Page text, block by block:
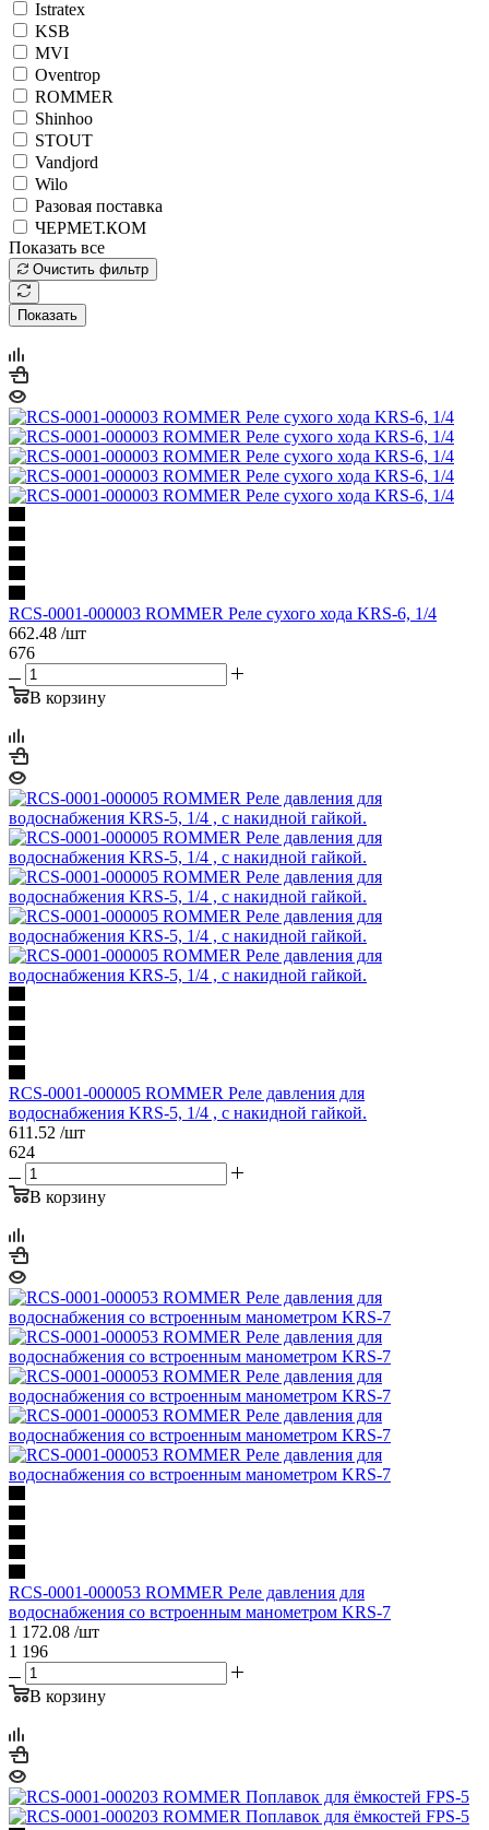
Istratex
KSB
MVI
Oventrop
ROMMER
Shinhoo
STOUT
Vandjord
Wilo
Разовая поставка
ЧЕРМЕТ.КОМ
Показать все
Очистить фильтр
Показать
RCS-0001-000003 ROMMER Реле сухого хода KRS-6, 1/4
662.48 /шт
676
В корзину
RCS-0001-000005 ROMMER Реле давления для
водоснабжения KRS-5, 1/4 , с накидной гайкой.
611.52 /шт
624
В корзину
RCS-0001-000053 ROMMER Реле давления для
водоснабжения со встроенным манометром KRS-7
1 172.08 /шт
1 196
В корзину